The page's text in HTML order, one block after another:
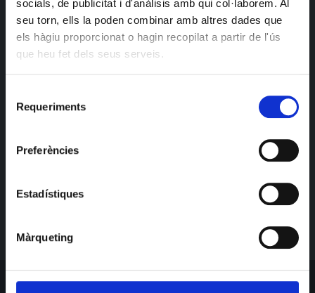
socials, de publicitat i d'anàlisis amb qui col·laborem. Al
seu torn, ells la poden combinar amb altres dades que
els hàgiu proporcionat o hagin recopilat a partir de l'ús
que heu fet dels seus serveis.
Requeriments
Preferències
Estadístiques
Màrqueting